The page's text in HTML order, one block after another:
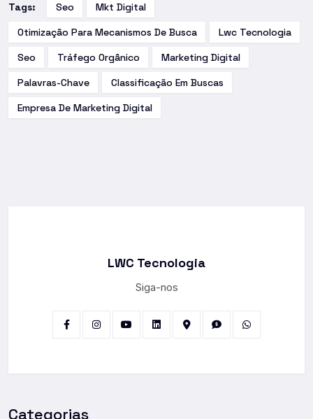
Tags: Seo
Mkt Digital
Otimização Para Mecanismos De Busca
Lwc Tecnologia
Seo
Tráfego Orgânico
Marketing Digital
Palavras-Chave
Classificação Em Buscas
Empresa De Marketing Digital
LWC Tecnologia
Siga-nos
Categorias